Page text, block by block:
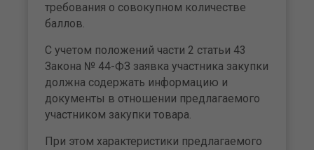
требования о совокупном количестве
баллов.
С учетом положений части 2 статьи 43
Закона № 44-ФЗ заявка участника закупки
должна содержать информацию и
документы в отношении предлагаемого
участником закупки товара.
При этом характеристики предлагаемого